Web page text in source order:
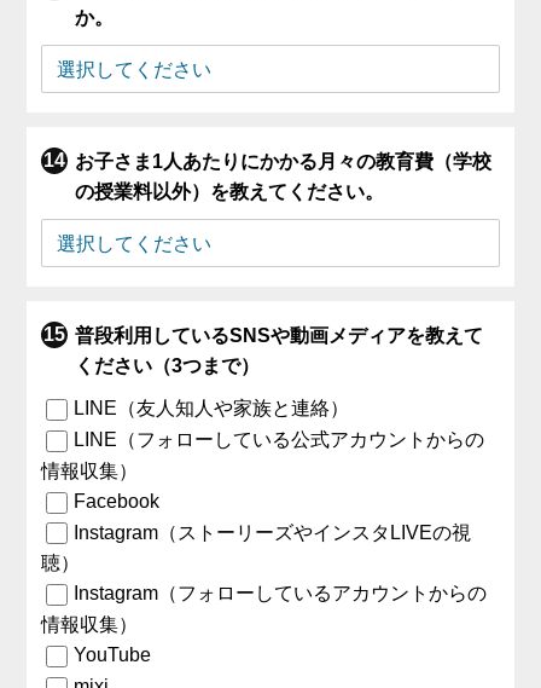
か。
お子さま1人あたりにかかる月々の教育費（学校
の授業料以外）を教えてください。
普段利用しているSNSや動画メディアを教えて
ください（3つまで）
LINE（友人知人や家族と連絡）
LINE（フォローしている公式アカウントからの
情報収集）
Facebook
Instagram（ストーリーズやインスタLIVEの視
聴）
Instagram（フォローしているアカウントからの
情報収集）
YouTube